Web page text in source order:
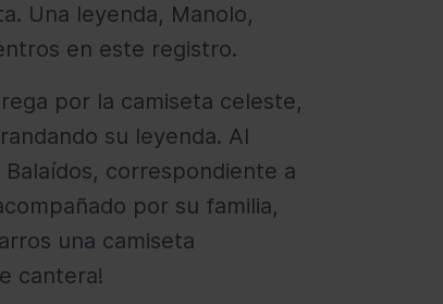
Una leyenda, Manolo,
en este registro.
por la camiseta celeste,
su leyenda. Al
correspondiente a
por su familia,
una camiseta
cantera!